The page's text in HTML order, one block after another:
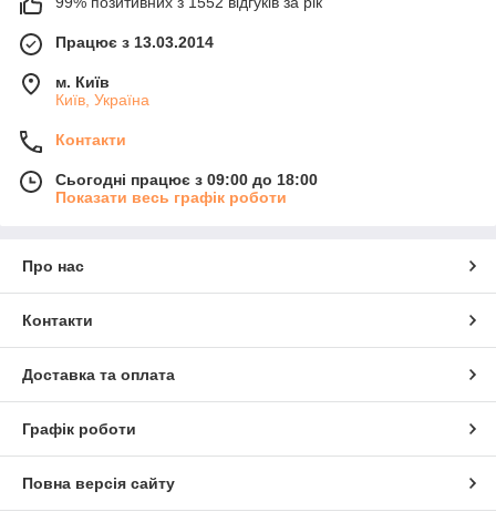
Працює з 13.03.2014
м. Київ
Київ, Україна
Контакти
Сьогодні працює з 09:00 до 18:00
Показати весь графік роботи
Про нас
Контакти
Доставка та оплата
Графік роботи
Повна версія сайту